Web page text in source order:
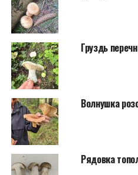
Груздь
Волнушка
Рядовка